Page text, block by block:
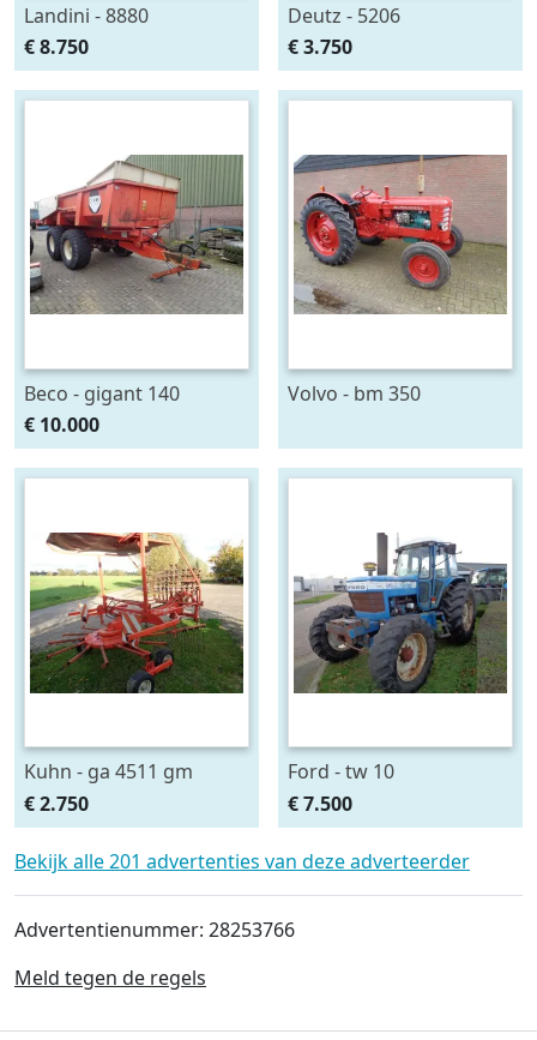
Landini - 8880
€ 8.750
Deutz - 5206
€ 3.750
Beco - gigant 140
€ 10.000
Volvo - bm 350
Kuhn - ga 4511 gm
€ 2.750
Ford - tw 10
€ 7.500
Bekijk alle 201 advertenties van deze adverteerder
Advertentienummer: 28253766
Meld tegen de regels